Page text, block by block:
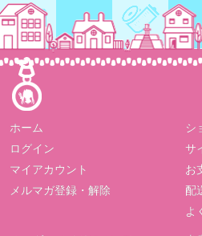
ホーム
ログイン
マイアカウント
メルマガ登録・解除
シ
サ
お
配
よ